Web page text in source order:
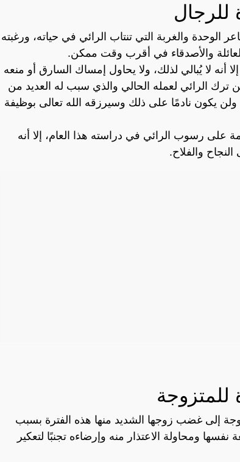
للرجال
والغربة التي تنتاب الرائي في حياته، ورغبته
والأصدقاء في أقرب وقت ممكن.
لا يُبالي لذلك، ولا يحاول إمساك السارق أو منعه
ترك الرائي لعمله الحالي والذي سبب له العديد من
ولن يكون نادمًا على ذلك وسيرزقه الله تعالى بوظيفة
على رسوب الرائي في دراسته هذا العام، إلا أنه
والفلاح.
إلى غضب زوجها الشديد منها هذه الفترة بسبب
نفسها ومحاولة الاعتذار منه وإرضاءه تجنبًا لتعكير